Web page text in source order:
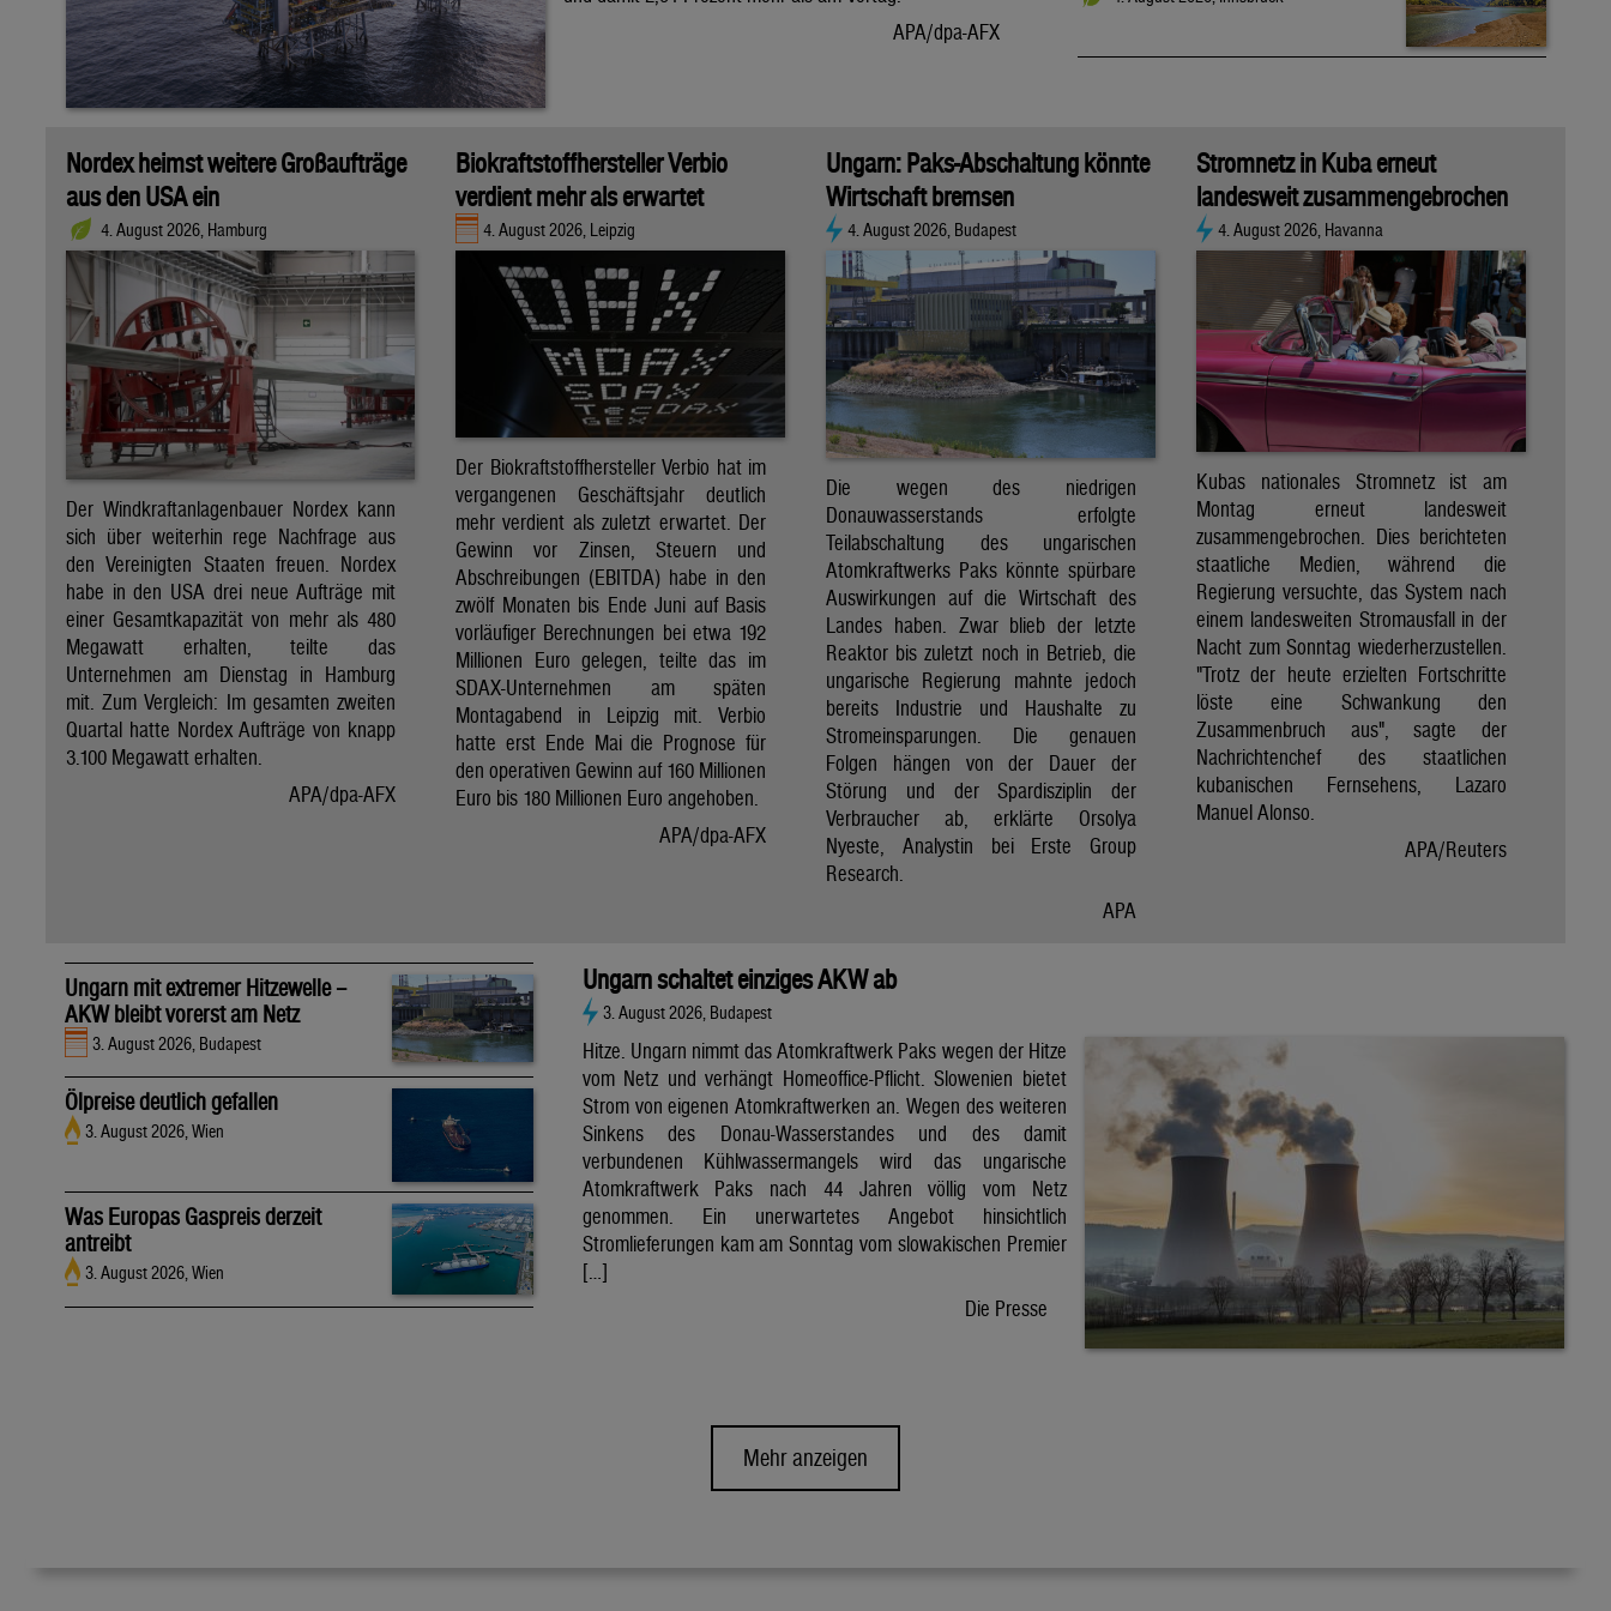
APA/dpa-AFX
Nordex heimst weitere Großaufträge
aus den USA ein
4. August 2026, Hamburg
Der Windkraftanlagenbauer Nordex kann
sich über weiterhin rege Nachfrage aus
den Vereinigten Staaten freuen. Nordex
habe in den USA drei neue Aufträge mit
einer Gesamtkapazität von mehr als 480
Megawatt erhalten, teilte das
Unternehmen am Dienstag in Hamburg
mit. Zum Vergleich: Im gesamten zweiten
Quartal hatte Nordex Aufträge von knapp
3.100 Megawatt erhalten.
APA/dpa-AFX
Biokraftstoffhersteller Verbio
verdient mehr als erwartet
4. August 2026, Leipzig
Der Biokraftstoffhersteller Verbio hat im
vergangenen Geschäftsjahr deutlich
mehr verdient als zuletzt erwartet. Der
Gewinn vor Zinsen, Steuern und
Abschreibungen (EBITDA) habe in den
zwölf Monaten bis Ende Juni auf Basis
vorläufiger Berechnungen bei etwa 192
Millionen Euro gelegen, teilte das im
SDAX-Unternehmen am späten
Montagabend in Leipzig mit. Verbio
hatte erst Ende Mai die Prognose für
den operativen Gewinn auf 160 Millionen
Euro bis 180 Millionen Euro angehoben.
APA/dpa-AFX
Ungarn: Paks-Abschaltung könnte
Wirtschaft bremsen
4. August 2026, Budapest
Die wegen des niedrigen
Donauwasserstands erfolgte
Teilabschaltung des ungarischen
Atomkraftwerks Paks könnte spürbare
Auswirkungen auf die Wirtschaft des
Landes haben. Zwar blieb der letzte
Reaktor bis zuletzt noch in Betrieb, die
ungarische Regierung mahnte jedoch
bereits Industrie und Haushalte zu
Stromeinsparungen. Die genauen
Folgen hängen von der Dauer der
Störung und der Spardisziplin der
Verbraucher ab, erklärte Orsolya
Nyeste, Analystin bei Erste Group
Research.
APA
Stromnetz in Kuba erneut
landesweit zusammengebrochen
4. August 2026, Havanna
Kubas nationales Stromnetz ist am
Montag erneut landesweit
zusammengebrochen. Dies berichteten
staatliche Medien, während die
Regierung versuchte, das System nach
einem landesweiten Stromausfall in der
Nacht zum Sonntag wiederherzustellen.
"Trotz der heute erzielten Fortschritte
löste eine Schwankung den
Zusammenbruch aus", sagte der
Nachrichtenchef des staatlichen
kubanischen Fernsehens, Lazaro
Manuel Alonso.
APA/Reuters
Ungarn mit extremer Hitzewelle –
AKW bleibt vorerst am Netz
3. August 2026, Budapest
Ölpreise deutlich gefallen
3. August 2026, Wien
Was Europas Gaspreis derzeit
antreibt
3. August 2026, Wien
Ungarn schaltet einziges AKW ab
3. August 2026, Budapest
Hitze. Ungarn nimmt das Atomkraftwerk Paks wegen der Hitze
vom Netz und verhängt Homeoffice-Pflicht. Slowenien bietet
Strom von eigenen Atomkraftwerken an. Wegen des weiteren
Sinkens des Donau-Wasserstandes und des damit
verbundenen Kühlwassermangels wird das ungarische
Atomkraftwerk Paks nach 44 Jahren völlig vom Netz
genommen. Ein unerwartetes Angebot hinsichtlich
Stromlieferungen kam am Sonntag vom slowakischen Premier
[…]
Die Presse
Mehr anzeigen